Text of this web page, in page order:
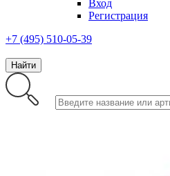
Вход
Регистрация
+7 (495) 510-05-39
Найти